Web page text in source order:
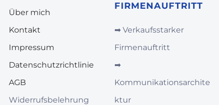
Über mich
Kontakt
Impressum
Datenschutzrichtlinie
AGB
Widerrufsbelehrung
FIRMENAUFTRITT
➡︎ Verkaufsstarker
Firmenauftritt
➡︎
Kommunikationsarchite
ktur